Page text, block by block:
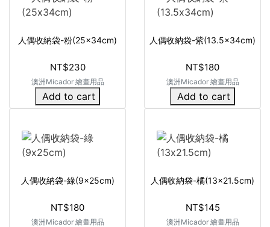
人偶收納袋-粉(25x34cm)
NT$230
澳洲Micador 繪畫用品
Add to cart
人偶收納袋-紫(13.5x34cm)
NT$180
澳洲Micador 繪畫用品
Add to cart
人偶收納袋-綠(9x25cm)
NT$180
澳洲Micador 繪畫用品
人偶收納袋-橘(13x21.5cm)
NT$145
澳洲Micador 繪畫用品